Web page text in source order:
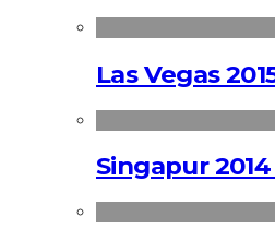
Las Vegas
Singapur